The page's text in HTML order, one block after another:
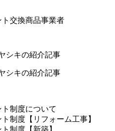
交換商品事業者
シキの紹介記事
シキの紹介記事
制度について
制度【リフォーム工事】